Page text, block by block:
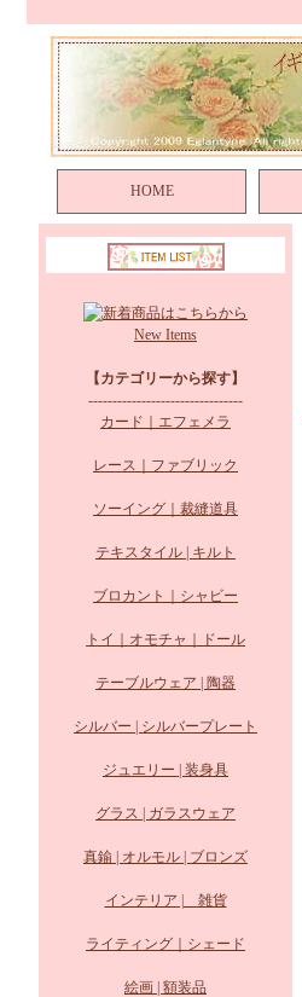
HOME
New Items
【カテゴリーから探す】
--------------------------------
カード｜エフェメラ
レース｜ファブリック
ソーイング｜裁縫道具
テキスタイル | キルト
ブロカント｜シャビー
トイ｜オモチャ｜ドール
テーブルウェア | 陶器
シルバー | シルバープレート
ジュエリー | 装身具
グラス | ガラスウェア
真鍮 | オルモル | ブロンズ
インテリア | 雑貨
ライティング｜シェード
絵画 | 額装品